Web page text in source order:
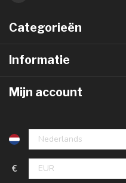
Categorieën
Informatie
Mijn account
€